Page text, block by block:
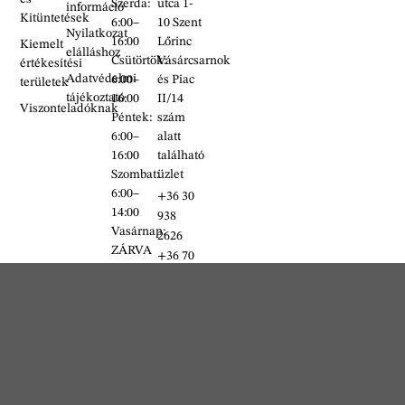
Kitüntetések
Kiemelt
értékesítési
területek
Viszonteladóknak
információ
Nyilatkozat
elálláshoz
Adatvédelmi
tájékoztató
utca 1-
10 Szent
Lőrinc
Vásárcsarnok
és Piac
II/14
szám
alatt
található
üzlet
+36 30
938
2626
+36 70
Szerda:
6:00–
16:00
Csütörtök:
6:00–
16:00
Péntek:
6:00–
16:00
Szombat:
6:00–
14:00
Vasárnap:
ZÁRVA